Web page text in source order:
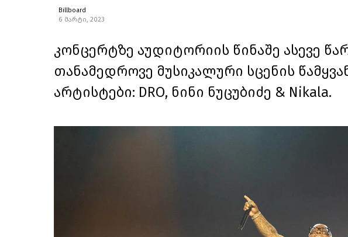
Billboard
6 მარტი, 2023
კონცერტზე აუდიტორიის წინაშე ასევე
თანამედროვე მუსიკალური სცენის
არტისტები: DRO, ნინი ნუცუბიძე & Nikala.